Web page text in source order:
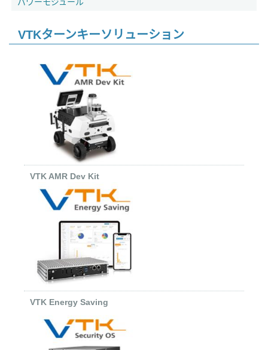
VTKターンキーソリューション
VTK AMR Dev Kit
VTK Energy Saving